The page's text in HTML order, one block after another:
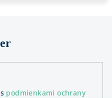
podmienkami ochrany